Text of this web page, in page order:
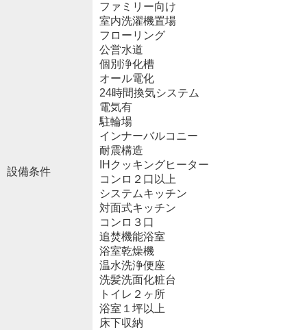
設備条件
ファミリー向け
室内洗濯機置場
フローリング
公営水道
個別浄化槽
オール電化
24時間換気システム
電気有
駐輪場
インナーバルコニー
耐震構造
IHクッキングヒーター
コンロ２口以上
システムキッチン
対面式キッチン
コンロ３口
追焚機能浴室
浴室乾燥機
温水洗浄便座
洗髪洗面化粧台
トイレ２ヶ所
浴室１坪以上
床下収納